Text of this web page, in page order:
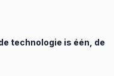
technologie is één, de